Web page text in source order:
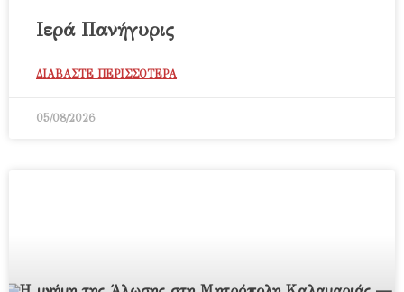
Ιερά Πανήγυρις
ΔΙΑΒΑΣΤΕ ΠΕΡΙΣΣΟΤΕΡΑ
05/08/2026